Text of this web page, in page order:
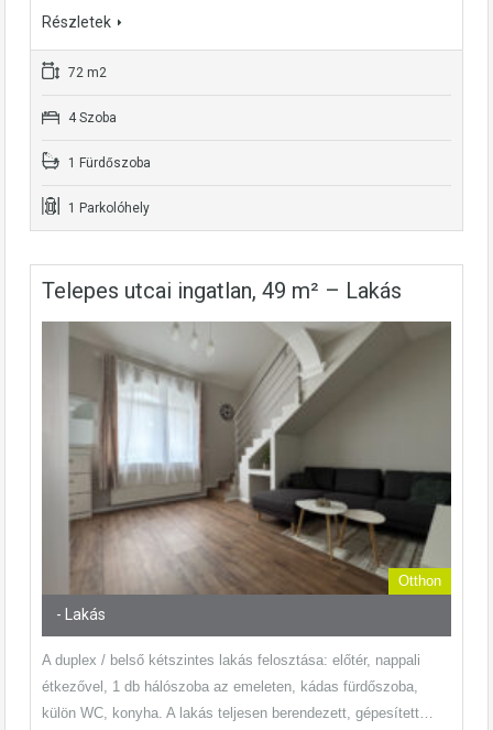
Részletek
72 m2
4 Szoba
1 Fürdőszoba
1 Parkolóhely
Telepes utcai ingatlan, 49 m² – Lakás
Otthon
- Lakás
A duplex / belső kétszintes lakás felosztása: előtér, nappali
étkezővel, 1 db hálószoba az emeleten, kádas fürdőszoba,
külön WC, konyha. A lakás teljesen berendezett, gépesített…